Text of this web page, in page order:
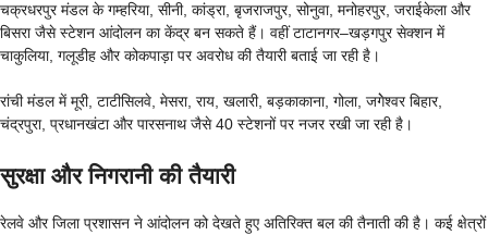
चक्रधरपुर मंडल के गम्हरिया, सीनी, कांड्रा, बृजराजपुर, सोनुवा, मनोहरपुर, जराईकेला और
बिसरा जैसे स्टेशन आंदोलन का केंद्र बन सकते हैं। वहीं टाटानगर–खड़गपुर सेक्शन में
चाकुलिया, गलूडीह और कोकपाड़ा पर अवरोध की तैयारी बताई जा रही है।
रांची मंडल में मूरी, टाटीसिलवे, मेसरा, राय, खलारी, बड़काकाना, गोला, जगेेश्वर बिहार,
चंद्रपुरा, प्रधानखंटा और पारसनाथ जैसे 40 स्टेशनों पर नजर रखी जा रही है।
सुरक्षा और निगरानी की तैयारी
रेलवे और जिला प्रशासन ने आंदोलन को देखते हुए अतिरिक्त बल की तैनाती की है। कई क्षेत्रों